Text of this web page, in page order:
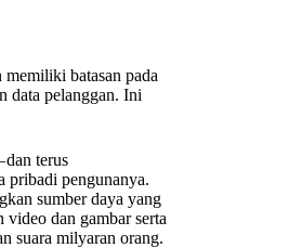
batasan pada
data pelanggan. Ini
dan terus
pribadi pengunanya.
sumber daya yang
dan gambar serta
suara milyaran orang.